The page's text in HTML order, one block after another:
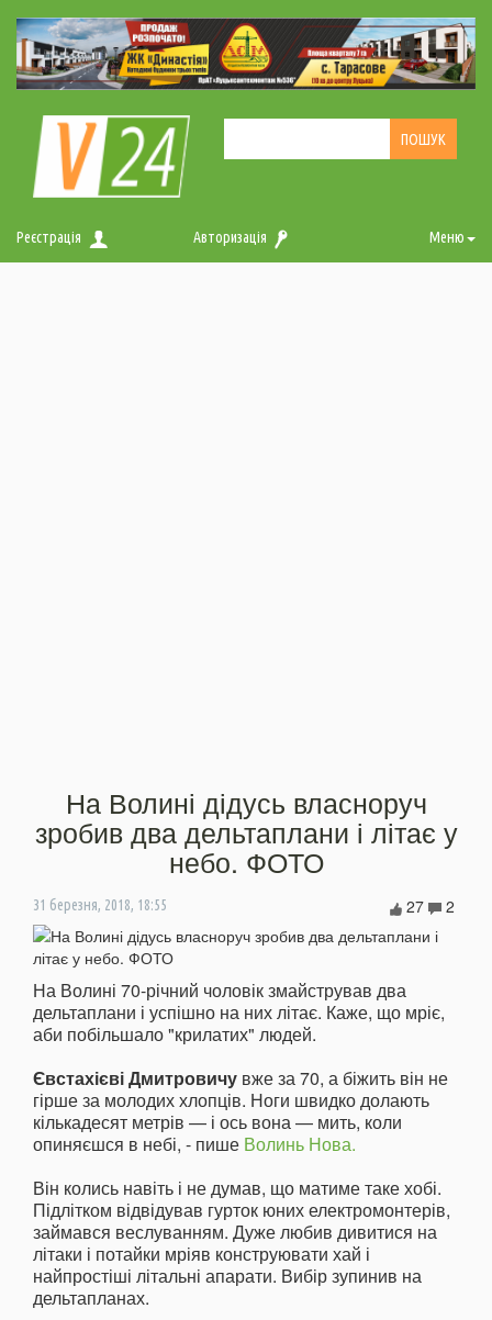
Реєстрація Авторизація Меню
На Волині дідусь власноруч
зробив два дельтаплани і літає у
небо. ФОТО
31 березня, 2018, 18:55 2
27
На Волині 70-річний чоловік змайстрував два
дельтаплани і успішно на них літає. Каже, що мріє,
аби побільшало "крилатих" людей.
Євстахієві Дмитровичу вже за 70, а біжить він не
гірше за молодих хлопців. Ноги швидко долають
кількадесят метрів — і ось вона — мить, коли
опиняєшся в небі, - пише Волинь Нова.
Він колись навіть і не думав, що матиме таке хобі.
Підлітком відвідував гурток юних електромонтерів,
займався веслуванням. Дуже любив дивитися на
літаки і потайки мріяв конструювати хай і
найпростіші літальні апарати. Вибір зупинив на
дельтапланах.